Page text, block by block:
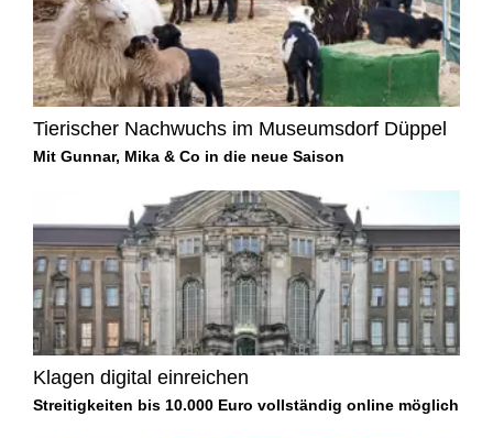
Tierischer Nachwuchs im Museumsdorf Düppel
Mit Gunnar, Mika & Co in die neue Saison
Klagen digital einreichen
Streitigkeiten bis 10.000 Euro vollständig online möglich